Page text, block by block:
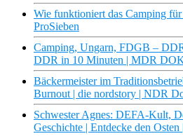
Wie funktioniert das Camping
ProSieben
Camping, Ungarn, FDGB –
DDR in 10 Minuten | MDR
Bäckermeister im
Burnout | die nordstory | NDR
Schwester Agnes: DEFA-Kult,
Geschichte | Entdecke den